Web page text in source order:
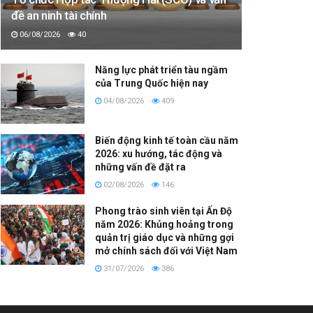
đề an ninh tài chính
06/08/2026 40
Năng lực phát triển tàu ngầm
của Trung Quốc hiện nay
04/08/2026 409
Biến động kinh tế toàn cầu năm
2026: xu hướng, tác động và
những vấn đề đặt ra
02/08/2026 146
Phong trào sinh viên tại Ấn Độ
năm 2026: Khủng hoảng trong
quản trị giáo dục và những gợi
mở chính sách đối với Việt Nam
31/07/2026 386